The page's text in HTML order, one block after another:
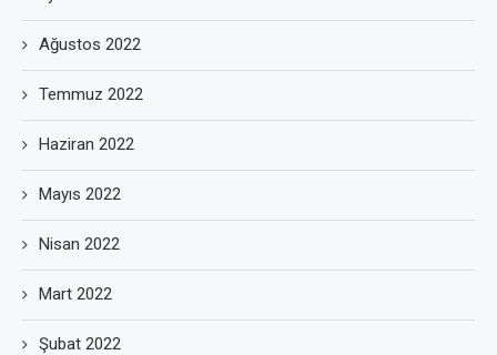
Ağustos 2022
Temmuz 2022
Haziran 2022
Mayıs 2022
Nisan 2022
Mart 2022
Şubat 2022